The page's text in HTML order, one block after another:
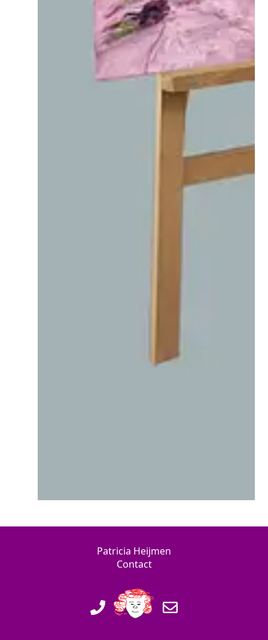
Patricia Heijmen
Contact